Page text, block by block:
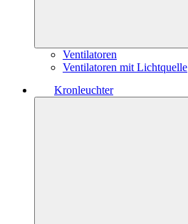
Ventilatoren
Ventilatoren mit Lichtquelle
Kronleuchter